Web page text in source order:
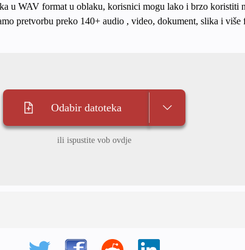
u WAV format u oblaku, korisnici mogu lako i brzo koristiti
pretvorbu preko 140+ audio , video, dokument, slika i više
Odabir datoteka
ili ispustite vob ovdje